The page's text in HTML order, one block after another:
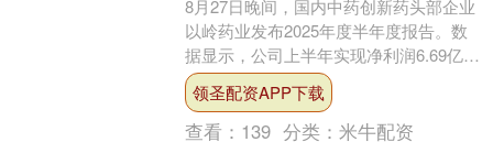
8月27日晚间，国内中药创新药头部企业
以岭药业发布2025年度半年度报告。数
据显示，公司上半年实现净利润6.69亿
元，同比增长26.03%；经营性现金流同
比激增....
领圣配资APP下载
查看： 139 分类：米牛配资